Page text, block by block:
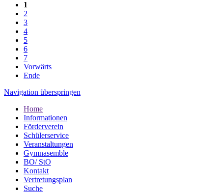
1
2
3
4
5
6
7
Vorwärts
Ende
Navigation überspringen
Home
Informationen
Förderverein
Schülerservice
Veranstaltungen
Gymnasemble
BO/ StO
Kontakt
Vertretungsplan
Suche